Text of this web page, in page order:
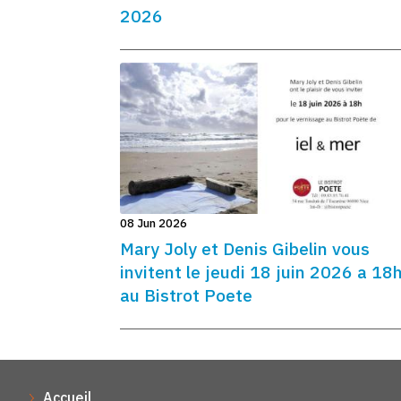
2026
08 Jun 2026
Mary Joly et Denis Gibelin vous
invitent le jeudi 18 juin 2026 a
au Bistrot Poete